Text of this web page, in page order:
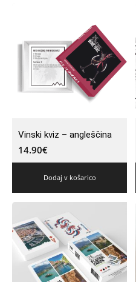
Vinski kviz – angleščina
14.90€
Dodaj v košarico